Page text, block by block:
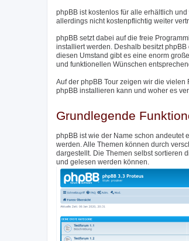
phpBB ist kostenlos für alle erhältlich
allerdings nicht kostenpflichtig weiter
phpBB setzt dabei auf die freie
installiert werden. Deshalb besitzt
diesen Umstand gibt es eine enorm
und funktionellen Wünschen
Auf der phpBB Tour zeigen wir die
phpBB installieren kann und woher es
Grundlegende
phpBB ist wie der Name schon andeutet
werden. Alle Themen können durch
dargestellt. Die Themen selbst sortieren
und gelesen werden können.